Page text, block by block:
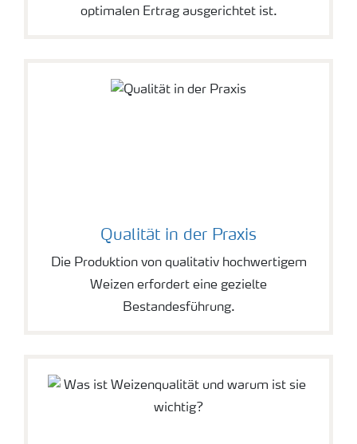
optimalen Ertrag ausgerichtet ist.
Qualität in der Praxis
Die Produktion von qualitativ hochwertigem
Weizen erfordert eine gezielte
Bestandesführung.